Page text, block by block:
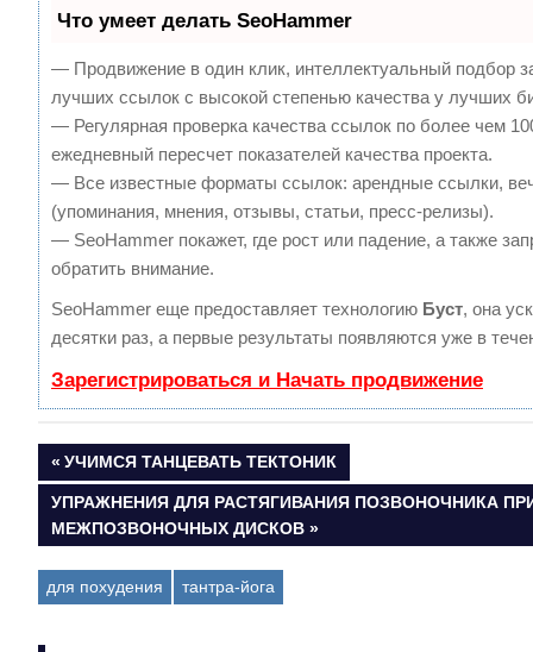
Что умеет делать SeoHammer
— Продвижение в один клик, интеллектуальный подбор
лучших ссылок с высокой степенью качества у лучших
— Регулярная проверка качества ссылок по более чем
ежедневный пересчет показателей качества проекта.
— Все известные форматы ссылок: арендные ссылки,
(упоминания, мнения, отзывы, статьи, пресс-релизы).
— SeoHammer покажет, где рост или падение, а также
обратить внимание.
SeoHammer еще предоставляет технологию Буст, она
десятки раз, а первые результаты появляются уже в
Зарегистрироваться и Начать продвижение
Навигация
по
записям
ПРЕДЫДУЩАЯ
ЗАПИСЬ:
УЧИМСЯ ТАНЦЕВАТЬ ТЕКТОНИК
СЛЕДУЮЩАЯ
ЗАПИСЬ:
УПРАЖНЕНИЯ ДЛЯ РАСТЯГИВАНИЯ ПОЗВОНОЧНИКА
МЕЖПОЗВОНОЧНЫХ ДИСКОВ
для похудения тантра-йога